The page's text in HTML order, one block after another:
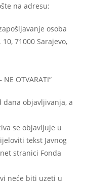
na adresu:
osoba
71000 Sarajevo,
OTVARATI“
dana objavljivanja, a
se objavljuje u
tekst Javnog
stranici Fonda
neće biti uzeti u